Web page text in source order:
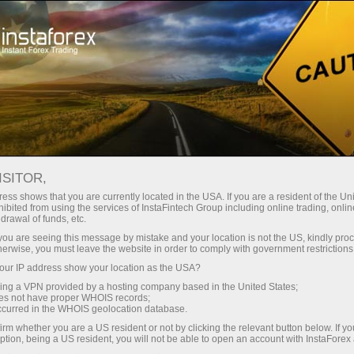
Трейдерлар учун
Форекс аналитика
08.06.2026 12:25
Корректировка уровней и целей на
американскую сессию 8 июня
Евро, британский фунт и канадский доллар сегодня
были реализованы через стратегию Mean Reversion.
shows that you are currently located in the USA. If you are a resident of the
from using the services of InstaFintech Group including online trading,
of funds, etc.
are seeing this message by mistake and your location is not the US, kindly
you must leave the website in order to comply with government
IP address show your location as the USA?
a VPN provided by a hosting company based in the United States;
not have proper WHOIS records;
in the WHOIS geolocation database.
whether you are a US resident or not by clicking the relevant button below. If
being a US resident, you will not be able to open an account with InstaForex